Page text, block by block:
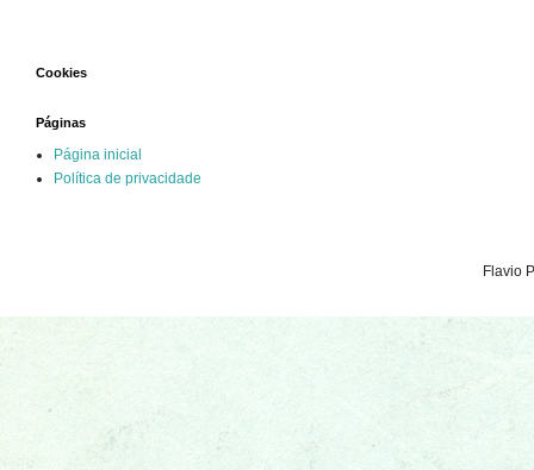
Cookies
Páginas
Página inicial
Política de privacidade
Flavio